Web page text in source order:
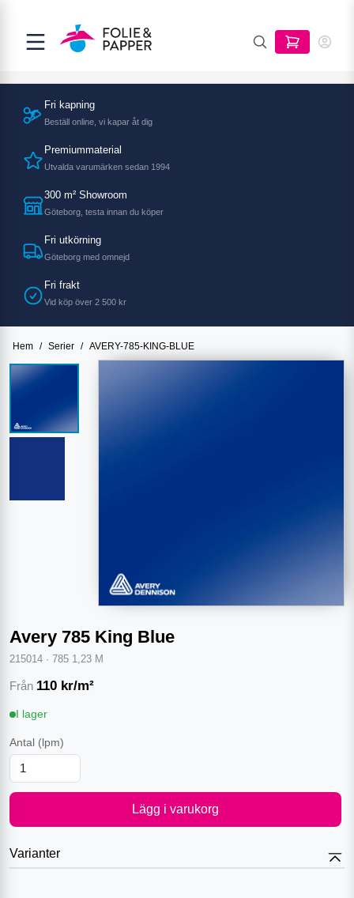
Fri kapning
Beställ online, vi kapar åt dig
Premiummaterial
Utvalda varumärken sedan 1994
300 m² Showroom
Göteborg, testa innan du köper
Fri utkörning
Göteborg med omnejd
Fri frakt
Vid köp över 2 500 kr
Hem / Serier / AVERY-785-KING-BLUE
Avery 785 King Blue
215014 · 785 1,23 M
Från 110 kr/m²
I lager
Antal (lpm)
Lägg i varukorg
Varianter